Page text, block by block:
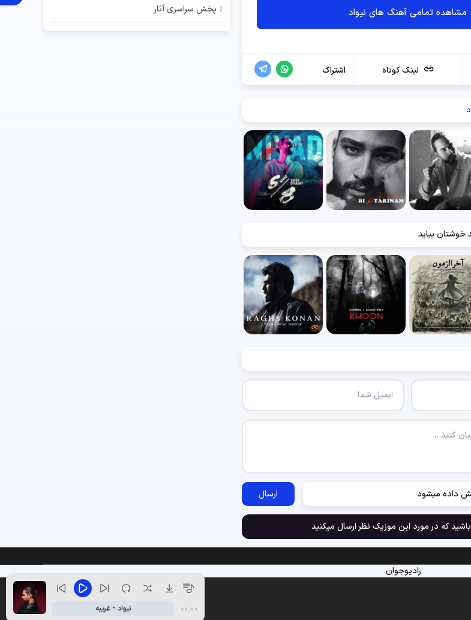
مشاهده تمامی آهنگ های نیواد
لینک کوتاه اشتراک
خوشتان بیاید
داده میشود ارسال
باشید که در مورد این موزیک نظر ارسال میکنید
پخش سراسری آثار
رادیوجوان
نیواد - غریبه 00:00